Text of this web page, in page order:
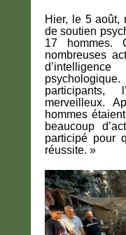
Hier, le 5 août,
de soutien
17 hommes.
nombreuses
merveilleux.
hommes
beaucoup
participé pour
réussite. »